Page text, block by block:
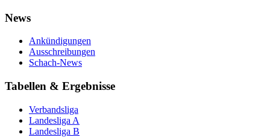
News
Ankündigungen
Ausschreibungen
Schach-News
Tabellen & Ergebnisse
Verbandsliga
Landesliga A
Landesliga B